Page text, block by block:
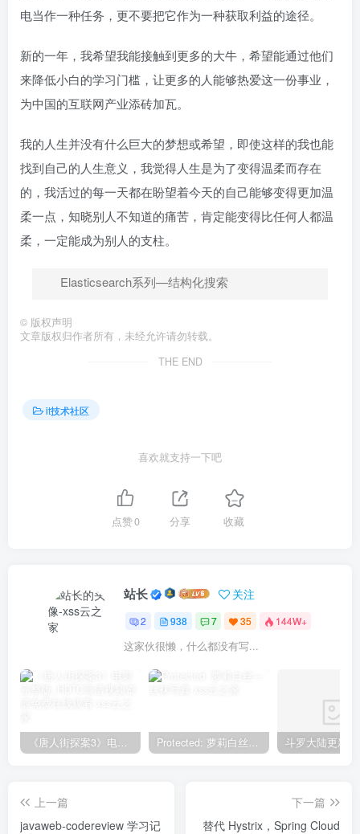
电当作一种任务，更不要把它作为一种获取利益的途径。
新的一年，我希望我能接触到更多的大牛，希望能通过他们
来降低小白的学习门槛，让更多的人能够热爱这一份事业，
为中国的互联网产业添砖加瓦。
我的人生并没有什么巨大的梦想或希望，即使这样的我也能
找到自己的人生意义，我觉得人生是为了变得温柔而存在
的，我活过的每一天都在盼望着今天的自己能够变得更加温
柔一点，知晓别人不知道的痛苦，肯定能变得比任何人都温
柔，一定能成为别人的支柱。
Elasticsearch系列—结构化搜索
© 版权声明
文章版权归作者所有，未经允许请勿转载。
THE END
it技术社区
喜欢就支持一下吧
点赞0 分享 收藏
站长 关注
2 938 7 35 144W+
这家伙很懒，什么都没有写...
《唐人街探案3》电影完整版_HDTC高清视频资源免费在线观看 Protected: 萝莉白丝—丝袜写真
上一篇
javaweb-codereview 学习记
下一篇
替代 Hystrix，Spring Cloud